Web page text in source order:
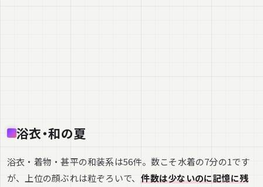
浴衣・和の夏
浴衣・着物・甚平の和装系は56件。数こそ水着の7分の1です
が、上位の顔ぶれは粒ぞろいで、件数は少ないのに記憶に残